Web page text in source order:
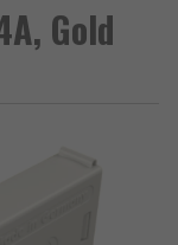
Gold